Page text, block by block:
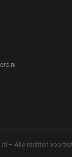
– Alle rechten